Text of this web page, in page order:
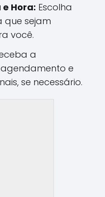
Hora: Escolha
que sejam
você.
a
e
se necessário.